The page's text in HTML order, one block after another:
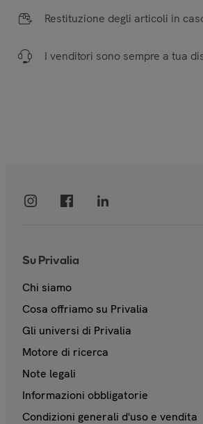
Restituzione degli articoli in
I venditori sono sempre a tua
Su Privalia
Chi siamo
Cosa offriamo su Privalia
Gli universi di Privalia
Motore di ricerca
Note legali
Informazioni obbligatorie
Condizioni generali d'uso e vendita